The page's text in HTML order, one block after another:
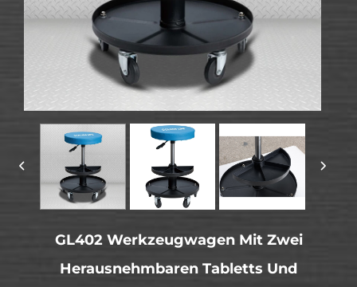
GL402 Werkzeugwagen Mit Zwei
Herausnehmbaren Tabletts Und